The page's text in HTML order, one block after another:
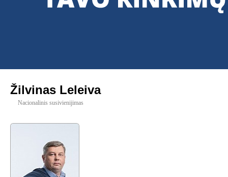
Žilvinas Leleiva
Nacionalinis susivienijimas